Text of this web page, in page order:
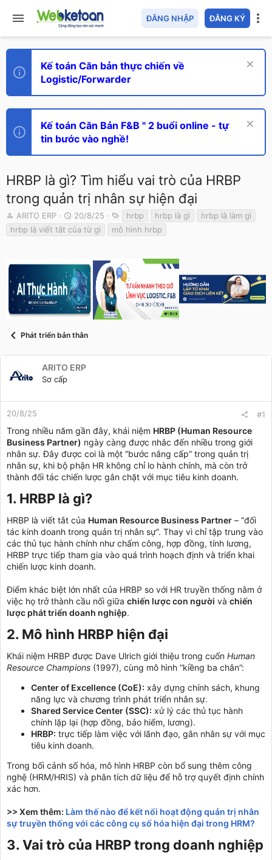
ĐĂNG NHẬP ĐĂNG KÝ
Kế toán Căn bản thực chiến về
Logistic/Forwarder
Kế toán Căn Bản F&B " 2 buổi online - tự
tin bước vào nghề!
HRBP là gì? Tìm hiểu vai trò của HRBP
trong quản trị nhân sự hiện đại
T
h
r
s
t
r
ARITO ERP
N
g
à
ử
i
20/8/25
ừ
k
a
hrbp hrbp là gì
hrbp là làm gì
hrbp là viết tắt của từ gì
mô hình hrbp
Phát triển bản thân
ARITO ERP
Sơ cấp
20/8/25 #1
Trong nhiều năm gần đây, khái niệm HRBP (Human Resource
Business Partner) ngày càng được nhắc đến nhiều trong giới
nhân sự. Đây được coi là một “bước nâng cấp” trong quản trị
nhân sự, khi bộ phận HR không chỉ lo hành chính, mà còn trở
thành đối tác chiến lược gắn chặt với mục tiêu kinh doanh.
1. HRBP là gì?​
HRBP là viết tắt của Human Resource Business Partner – “đối
tác kinh doanh trong quản trị nhân sự”. Thay vì chỉ tập trung vào
các thủ tục hành chính như chấm công, hợp đồng, tính lương,
HRBP trực tiếp tham gia vào quá trình hoạch định và triển khai
chiến lược kinh doanh.
Điểm khác biệt lớn nhất của HRBP so với HR truyền thống nằm ở
việc họ trở thành cầu nối giữa chiến lược con người và chiến
lược phát triển doanh nghiệp.
2. Mô hình HRBP hiện đại​
Khái niệm HRBP được Dave Ulrich giới thiệu trong cuốn Human
Resource Champions (1997), cùng mô hình “kiềng ba chân”:
Center of Excellence (CoE): xây dựng chính sách, khung
năng lực và chương trình phát triển nhân sự.
Shared Service Center (SSC): xử lý các thủ tục hành
chính lặp lại (hợp đồng, bảo hiểm, lương).
HRBP: trực tiếp làm việc với lãnh đạo, gắn nhân sự với mục
tiêu kinh doanh.
Trong bối cảnh số hóa, mô hình HRBP còn bổ sung thêm công
nghệ (HRM/HRIS) và phân tích dữ liệu để hỗ trợ quyết định chính
xác hơn.
>> Xem thêm: Làm thế nào để kết nối hoạt động quản trị nhân
sự truyền thống với các công cụ số hóa hiện đại trong HRM?
3. Vai trò của HRBP trong doanh nghiệp​